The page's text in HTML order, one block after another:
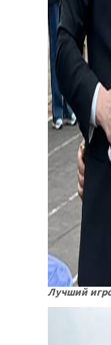
Лучший